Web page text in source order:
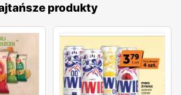
produkty